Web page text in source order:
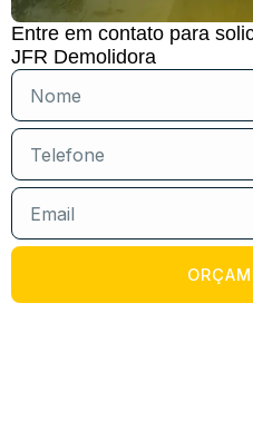
Entre em contato para
JFR Demolidora